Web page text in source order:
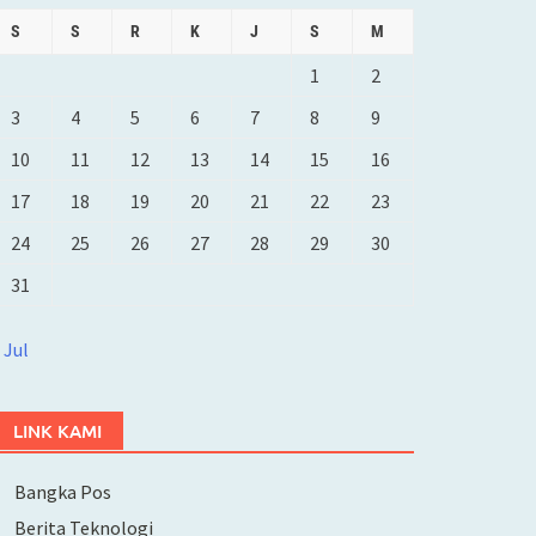
S S R K J S M
1
2
3
4 5 6 7 8
9
10
11 12 13 14 15
16
17
18 19 20 21 22
23
24
25 26 27 28 29
30
31
Jul
LINK KAMI
Bangka Pos
Berita Teknologi